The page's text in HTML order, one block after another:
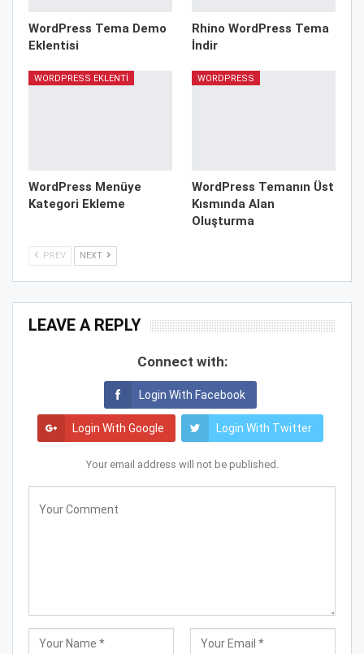
WordPress Tema Demo
Eklentisi
Rhino WordPress Tema
İndir
WORDPRESS EKLENTI
WordPress Menüye
Kategori Ekleme
WORDPRESS
WordPress Temanın Üst
Kısmında Alan
Oluşturma
PREV NEXT
LEAVE A REPLY
Connect with:
Login With Facebook
Login With Google Login With Twitter
Your email address will not be published.